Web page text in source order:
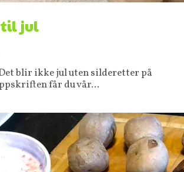
jul
blir ikke jul uten silderetter på
får du vår...